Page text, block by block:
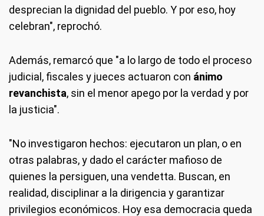
desprecian la dignidad del pueblo. Y por eso, hoy
celebran", reprochó.
Además, remarcó que "a lo largo de todo el proceso
judicial, fiscales y jueces actuaron con ánimo
revanchista, sin el menor apego por la verdad y por
la justicia".
"No investigaron hechos: ejecutaron un plan, o en
otras palabras, y dado el carácter mafioso de
quienes la persiguen, una vendetta. Buscan, en
realidad, disciplinar a la dirigencia y garantizar
privilegios económicos. Hoy esa democracia queda